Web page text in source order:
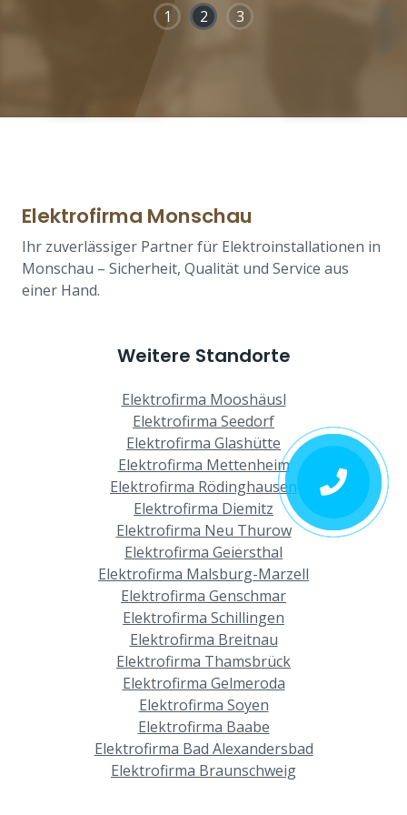
1 2 3
Elektrofirma Monschau
Ihr zuverlässiger Partner für Elektroinstallationen in
Monschau – Sicherheit, Qualität und Service aus
einer Hand.
Weitere Standorte
Elektrofirma Mooshäusl
Elektrofirma Seedorf
Elektrofirma Glashütte
Elektrofirma Mettenheim
Elektrofirma Rödinghausen
Elektrofirma Diemitz
Elektrofirma Neu Thurow
Elektrofirma Geiersthal
Elektrofirma Malsburg-Marzell
Elektrofirma Genschmar
Elektrofirma Schillingen
Elektrofirma Breitnau
Elektrofirma Thamsbrück
Elektrofirma Gelmeroda
Elektrofirma Soyen
Elektrofirma Baabe
Elektrofirma Bad Alexandersbad
Elektrofirma Braunschweig